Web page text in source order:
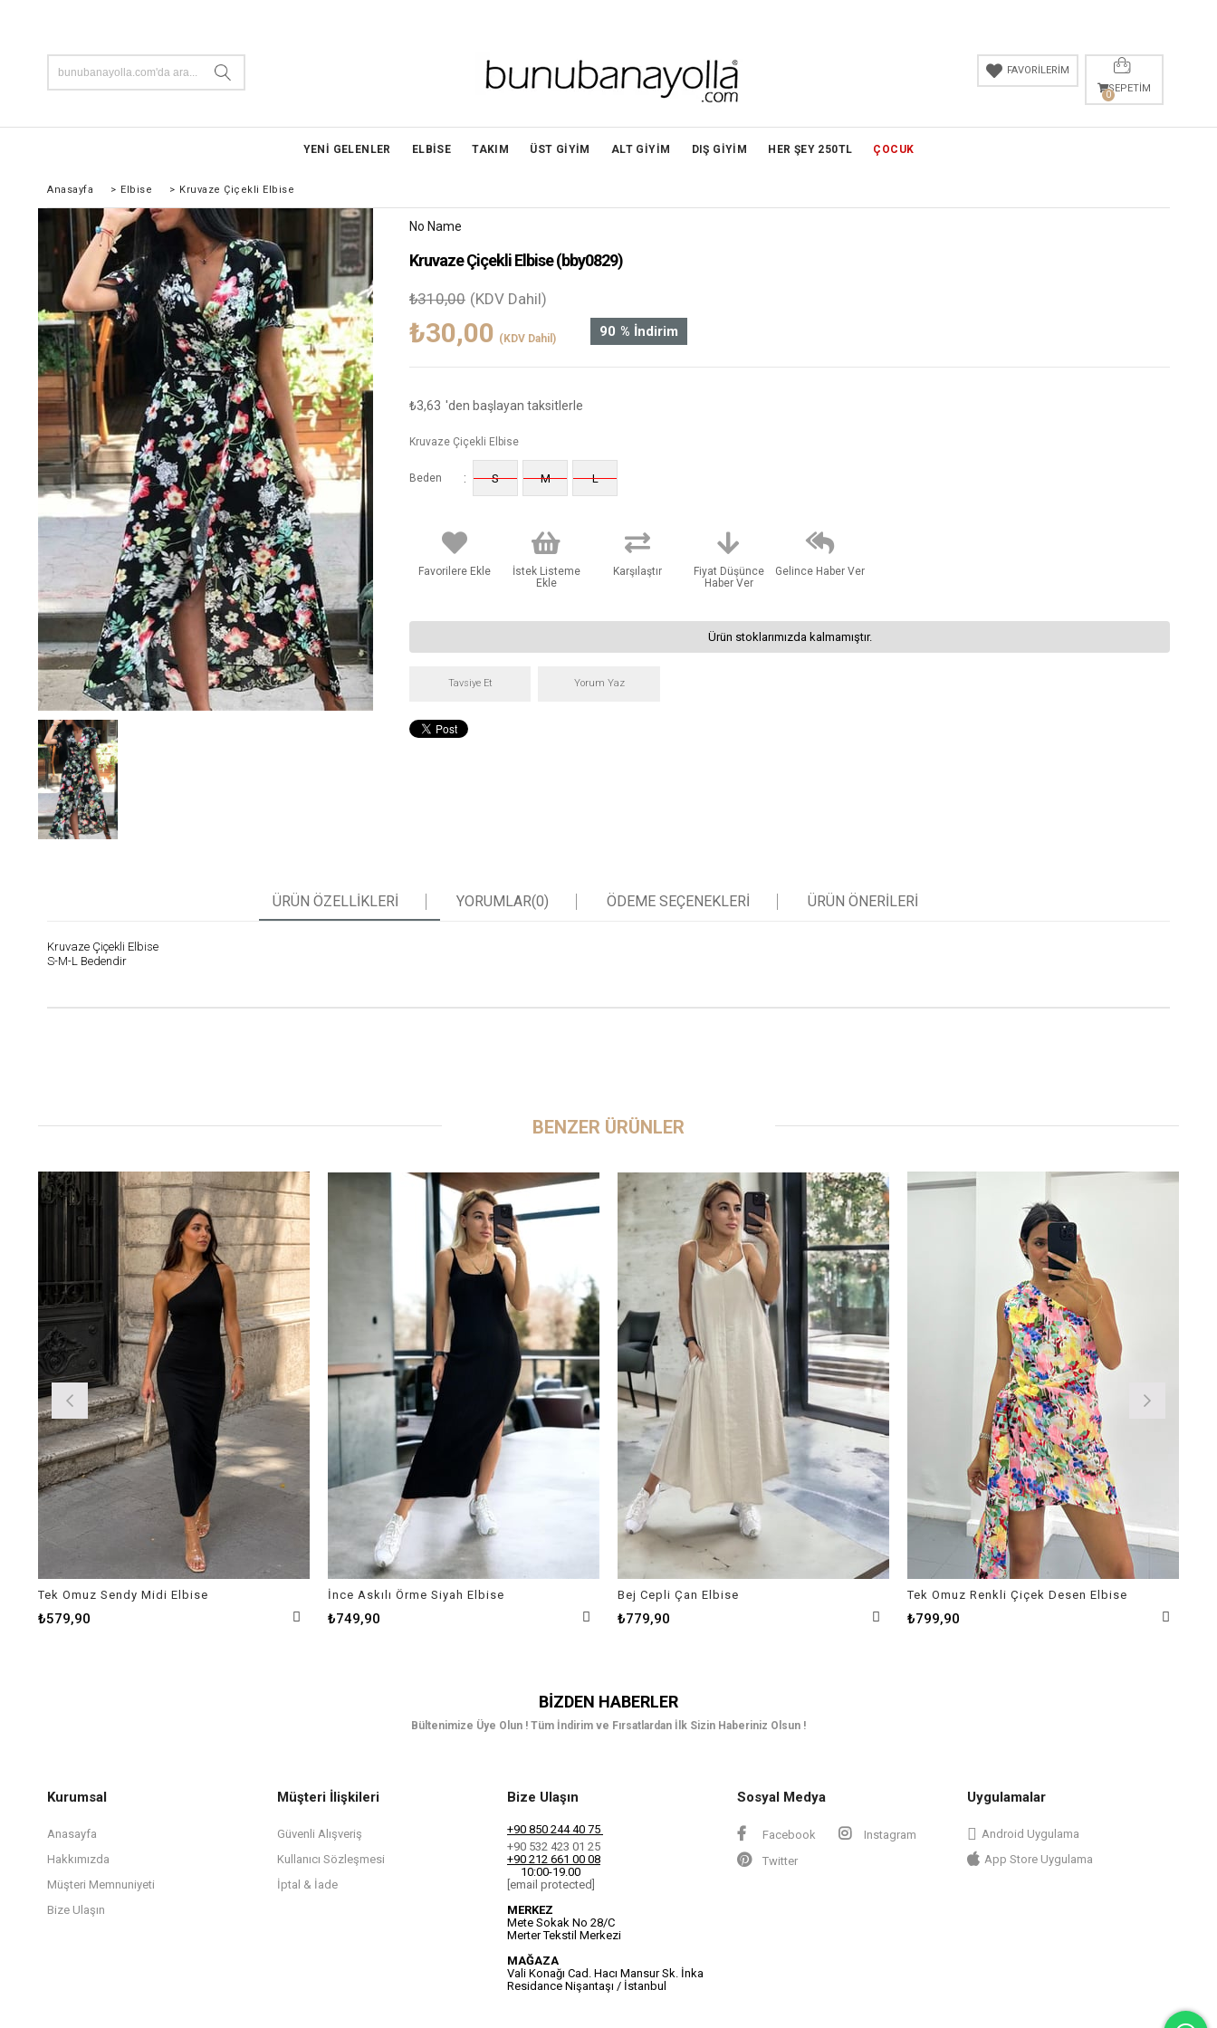
SEPETIM
0
FAVORİLERİM
YENİ GELENLER ELBİSE TAKIM ÜST GİYİM ALT GİYİM DIŞ GİYİM HER ŞEY 250TL ÇOCUK
Anasayfa > Elbise > Kruvaze Çiçekli Elbise
No Name
Kruvaze Çiçekli Elbise(bby0829)
%
90 İndirim
₺310,00 (KDV Dahil)
₺30,00 (KDV Dahil)
₺3,63 'den başlayan taksitlerle
Kruvaze Çiçekli Elbise
Beden : S M L
Favorilere Ekle
İstek Listeme
Ekle
Karşılaştır
Fiyat Düşünce
Haber Ver
Gelince Haber Ver
Ürün stoklarımızda kalmamıştır.
Tavsiye Et Yorum Yaz
ÜRÜN ÖZELLIKLERI YORUMLAR(0) ÖDEME SEÇENEKLERI ÜRÜN ÖNERILERI
Kruvaze Çiçekli Elbise
S-M-L Bedendir
BENZER ÜRÜNLER
Tek Omuz Sendy Midi Elbise
₺579,90
İnce Askılı Örme Siyah Elbise
₺749,90
Bej Cepli Çan Elbise
₺779,90
Tek Omuz Renkli Çiçek Desen Elbise
₺799,90
BIZDEN HABERLER
Bültenimize Üye Olun ! Tüm İndirim ve Fırsatlardan İlk Sizin Haberiniz Olsun !
Kurumsal
Anasayfa
Hakkımızda
Müşteri Memnuniyeti
Bize Ulaşın
Müşteri İlişkileri
Güvenli Alışveriş
Kullanıcı Sözleşmesi
İptal & İade
Bize Ulaşın
+90 850 244 40 75
+90 532 423 01 25
+90 212 661 00 08
10:00-19.00
[email protected]
MERKEZ
Mete Sokak No 28/C
Merter Tekstil Merkezi
MAĞAZA
Vali Konağı Cad. Hacı Mansur Sk. İnka
Residance Nişantaşı / İstanbul
Sosyal Medya
Facebook
Instagram
Twitter
Uygulamalar
Android Uygulama
App Store Uygulama